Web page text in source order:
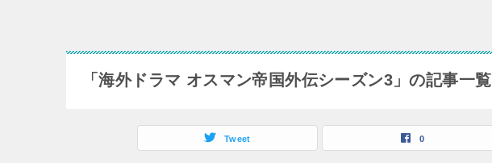
「海外ドラマ オスマン帝国外伝シーズン3」の記事一覧
Tweet 0